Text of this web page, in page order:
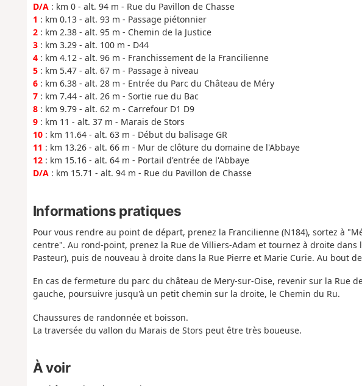
D/A: km 0 - alt. 94 m - Rue du Pavillon de Chasse
1 : km 0.13 - alt. 93 m - Passage piétonnier
2: km 2.38 - alt. 95 m - Chemin de la Justice
3: km 3.29 - alt. 100 m - D44
4: km 4.12 - alt. 96 m - Franchissement de la Francilienne
5: km 5.47 - alt. 67 m - Passage à niveau
6: km 6.38 - alt. 28 m - Entrée du Parc du Château de Méry
7: km 7.44 - alt. 26 m - Sortie rue du Bac
8: km 9.79 - alt. 62 m - Carrefour D1 D9
9: km 11 - alt. 37 m - Marais de Stors
10: km 11.64 - alt. 63 m - Début du balisage GR
11 : km 13.26 - alt. 66 m - Mur de clôture du domaine de l'Abbaye
12: km 15.16 - alt. 64 m - Portail d'entrée de l'Abbaye
D/A: km 15.71 - alt. 94 m - Rue du Pavillon de Chasse
Informations pratiques
Pour vous rendre au point de départ, prenez la Francilienne (N184), sortez à
centre". Au rond-point, prenez la Rue de Villiers-Adam et tournez à droite dans
Pasteur), puis de nouveau à droite dans la Rue Pierre et Marie Curie. Au bout
En cas de fermeture du parc du château de Mery-sur-Oise, revenir sur la Rue
gauche, poursuivre jusqu'à un petit chemin sur la droite, le Chemin du Ru.
Chaussures de randonnée et boisson.
La traversée du vallon du Marais de Stors peut être très boueuse.
À voir